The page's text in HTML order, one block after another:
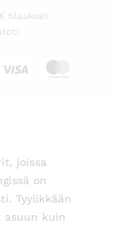
tilaukset
joissa
on
Tyylikkään
kuin